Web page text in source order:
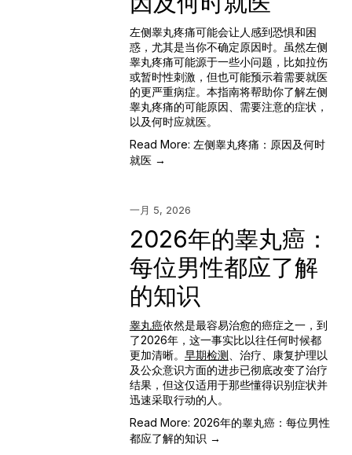
左侧睾丸疼痛可能会让人感到恐惧和困
惑，尤其是当你不确定原因时。虽然左侧
睾丸疼痛可能源于一些小问题，比如拉伤
或暂时性刺激，但也可能预示着需要就医
的更严重病症。本指南将帮助你了解左侧
睾丸疼痛的可能原因、需要注意的症状，
以及何时应就医。
Read More: 左侧睾丸疼痛：原因及何时
就医 →
一月 5, 2026
2026年的睾丸癌：
每位男性都应了解
的知识
睾丸癌依然是最容易治愈的癌症之一，到
了2026年，这一事实比以往任何时候都
更加清晰。 早期检测 、治疗、康复护理以
及公众意识方面的进步已彻底改变了治疗
结果，但这仅适用于那些懂得识别症状并
迅速采取行动的人。
Read More: 2026年的睾丸癌：每位男性
都应了解的知识 →